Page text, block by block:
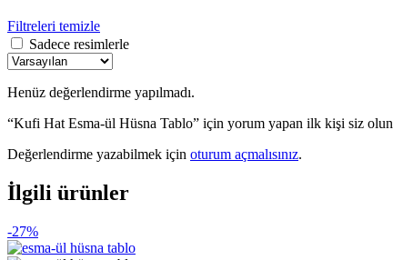
Filtreleri temizle
Sadece resimlerle
Henüz değerlendirme yapılmadı.
“Kufi Hat Esma-ül Hüsna Tablo” için yorum yapan ilk kişi siz olun
Değerlendirme yazabilmek için oturum açmalısınız.
İlgili ürünler
-27%